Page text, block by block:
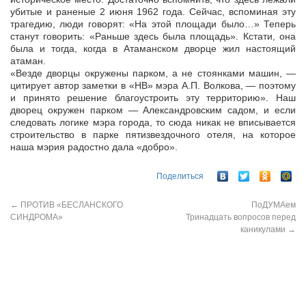
убитые и раненые 2 июня 1962 года. Сейчас, вспоминая эту
трагедию, люди говорят: «На этой площади было…» Теперь
станут говорить: «Раньше здесь была площадь». Кстати, она
была и тогда, когда в Атаманском дворце жил настоящий
атаман.
«Везде дворцы окружены парком, а не стоянками машин, —
цитирует автор заметки в «НВ» мэра А.П. Волкова, — поэтому
и принято решение благоустроить эту территорию». Наш
дворец окружен парком — Александровским садом, и если
следовать логике мэра города, то сюда никак не вписывается
строительство в парке пятизвездочного отеля, на которое
наша мэрия радостно дала «добро».
Поделиться
← ПРОТИВ «БЕСЛАНСКОГО
СИНДРОМА»
ПоДУМАем
Тринадцать вопросов перед
каникулами →